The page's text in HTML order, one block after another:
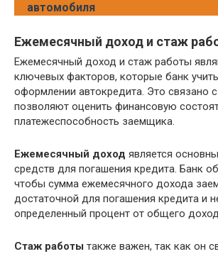
автомобиля
Ежемесячный доход и стаж
Ежемесячный доход и стаж работы
ключевых факторов, которые банк
оформлении автокредита. Это связано
позволяют оценить финансовую
платежеспособность заемщика.
Ежемесячный доход является
средств для погашения кредита. Банк
чтобы сумма ежемесячного дохода
достаточной для погашения кредита и
определенный процент от общего
Стаж работы также важен, так как он